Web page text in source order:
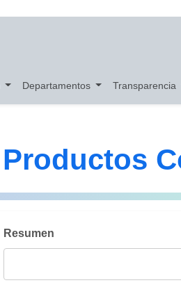
Departamentos Transparencia
Productos
Resumen